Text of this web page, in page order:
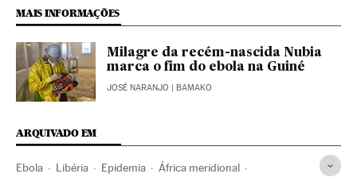
MAIS INFORMAÇÕES
Milagre da recém-nascida Nubia
marca o fim do ebola na Guiné
JOSÉ NARANJO | BAMAKO
ARQUIVADO EM
Ebola Libéria Epidemia África meridional